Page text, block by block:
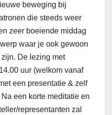
beweging bij
die steeds weer
zeer boeiende middag
waar je ook gewoon
De lezing met
uur (welkom vanaf
een presentatie & zelf
een korte meditatie en
representanten zal